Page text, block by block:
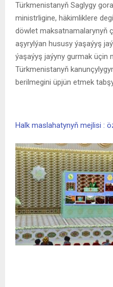
Türkmenistanyň Saglygy
ministrligine, häkimliklere
döwlet maksatnamalarynyň
aşyrylýan hususy ýaşaýyş
ýaşaýyş jaýyny gurmak üçin
Türkmenistanyň
berilmegini üpjün etmek
Halk maslahatynyň mejlisi :